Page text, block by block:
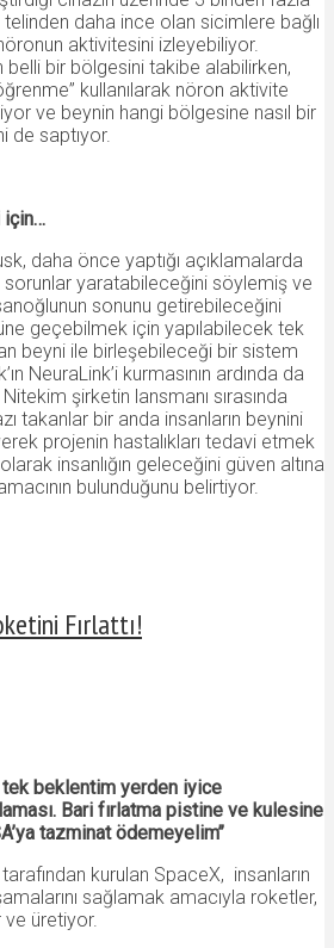
daha ince olan sicimlere bağlı
aktivitesini izleyebiliyor.
belli bir bölgesini takibe alabilirken,
kullanılarak nöron aktivite
ve beynin hangi bölgesine nasıl bir
de saptıyor.
için…
daha önce yaptığı açıklamalarda
sorunlar yaratabileceğini söylemiş ve
sonunu getirebileceğini
geçebilmek için yapılabilecek tek
beyni ile birleşebileceği bir sistem
NeuraLink’i kurmasının ardında da
şirketin lansmanı sırasında
takanlar bir anda insanların beynini
projenin hastalıkları tedavi etmek
insanlığın geleceğini güven altına
bulunduğunu belirtiyor.
Fırlattı!
tek beklentim yerden iyice
Bari fırlatma pistine ve kulesine
tazminat ödemeyelim’’
kurulan SpaceX, insanların
sağlamak amacıyla roketler,
üretiyor.